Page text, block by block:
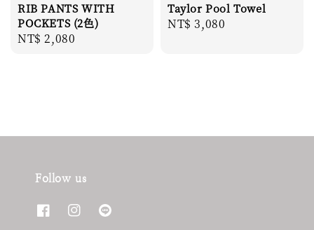
RIB PANTS WITH
POCKETS (2色)
Regular
NT$ 2,080
Taylor Pool Towel
Regular
NT$ 3,080
Follow us